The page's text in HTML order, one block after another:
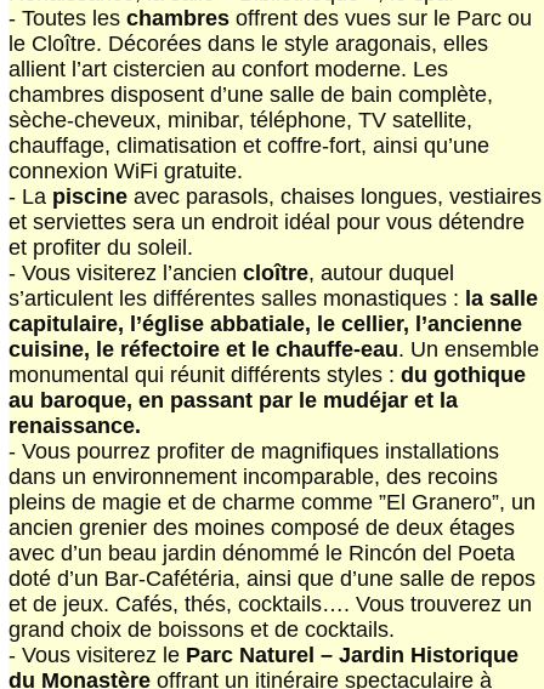
- Toutes les chambres offrent des vues sur le Parc ou
le Cloître. Décorées dans le style aragonais, elles
allient l’art cistercien au confort moderne. Les
chambres disposent d’une salle de bain complète,
sèche-cheveux, minibar, téléphone, TV satellite,
chauffage, climatisation et coffre-fort, ainsi qu’une
connexion WiFi gratuite.
- La piscine avec parasols, chaises longues, vestiaires
et serviettes sera un endroit idéal pour vous détendre
et profiter du soleil.
- Vous visiterez l’ancien cloître, autour duquel
s’articulent les différentes salles monastiques : la salle
capitulaire, l’église abbatiale, le cellier, l’ancienne
cuisine, le réfectoire et le chauffe-eau. Un ensemble
monumental qui réunit différents styles : du gothique
au baroque, en passant par le mudéjar et la
renaissance.
- Vous pourrez profiter de magnifiques installations
dans un environnement incomparable, des recoins
pleins de magie et de charme comme ”El Granero”, un
ancien grenier des moines composé de deux étages
avec d’un beau jardin dénommé le Rincón del Poeta
doté d’un Bar-Cafétéria, ainsi que d’une salle de repos
et de jeux. Cafés, thés, cocktails…. Vous trouverez un
grand choix de boissons et de cocktails.
- Vous visiterez le Parc Naturel – Jardin Historique
du Monastèreoffrant un itinéraire spectaculaire à